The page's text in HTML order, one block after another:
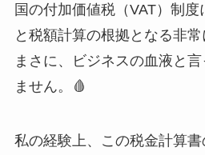
国の付加価値税（VAT）制
と税額計算の根拠となる非常
まさに、ビジネスの血液と
ません。🩸
私の経験上、この税金計算書